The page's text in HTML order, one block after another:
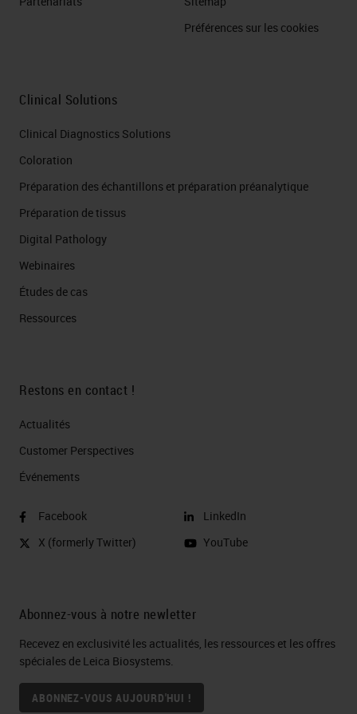
Préférences sur les cookies
Clinical Solutions
Clinical Diagnostics Solutions
Coloration
Préparation des échantillons et préparation préanalytique
Préparation de tissus
Digital Pathology
Webinaires
Études de cas
Ressources
Restons en contact !
Actualités
Customer Perspectives​
Événements
Facebook
X (formerly Twitter)
LinkedIn
YouTube
Abonnez-vous à notre newletter
Recevez en exclusivité les actualités, les ressources et les offres
spéciales de Leica Biosystems.
ABONNEZ-VOUS AUJOURD'HUI !